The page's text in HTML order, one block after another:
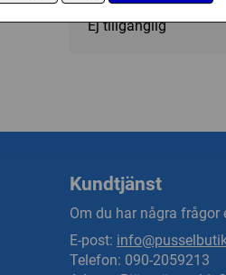
Ej tillgänglig
Kundtjänst
Om du har några
E-post:
Telefon: 090-2059213